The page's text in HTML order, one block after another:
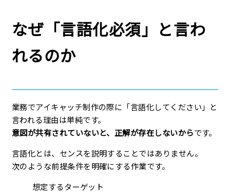
なぜ「言語化必須」と言わ
れるのか
業務でアイキャッチ制作の際に「言語化してください」と
言われる理由は単純です。
意図が共有されていないと、正解が存在しないからです。
言語化とは、センスを説明することではありません。
次のような前提条件を明確にする作業です。
想定するターゲット